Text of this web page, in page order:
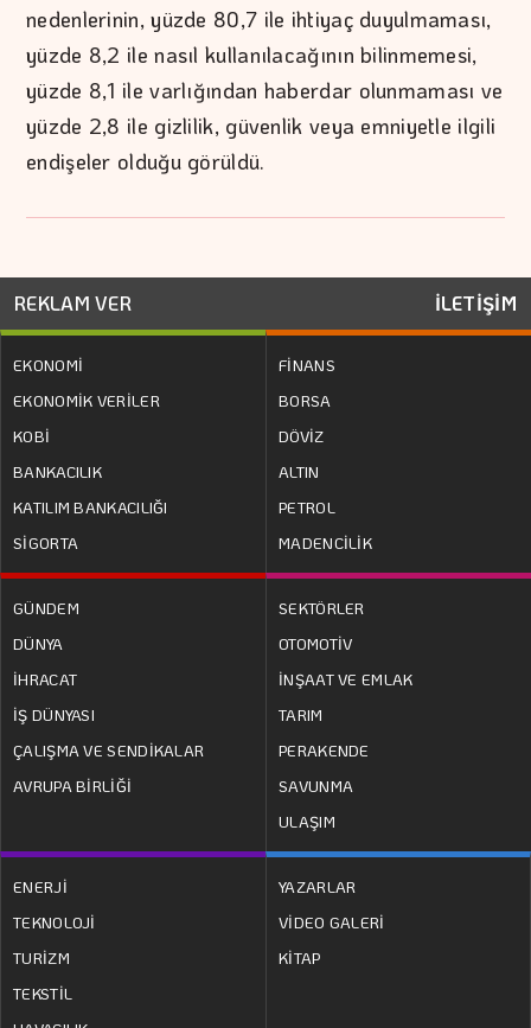
nedenlerinin, yüzde 80,7 ile ihtiyaç duyulmaması,
yüzde 8,2 ile nasıl kullanılacağının bilinmemesi,
yüzde 8,1 ile varlığından haberdar olunmaması ve
yüzde 2,8 ile gizlilik, güvenlik veya emniyetle ilgili
endişeler olduğu görüldü.
REKLAM VER İLETİŞİM
EKONOMİ
EKONOMİK VERİLER
KOBİ
BANKACILIK
KATILIM BANKACILIĞI
SİGORTA
FİNANS
BORSA
DÖVİZ
ALTIN
PETROL
MADENCİLİK
GÜNDEM
DÜNYA
İHRACAT
İŞ DÜNYASI
ÇALIŞMA VE SENDİKALAR
AVRUPA BİRLİĞİ
SEKTÖRLER
OTOMOTİV
İNŞAAT VE EMLAK
TARIM
PERAKENDE
SAVUNMA
ULAŞIM
ENERJİ
TEKNOLOJİ
TURİZM
TEKSTİL
YAZARLAR
VİDEO GALERİ
KİTAP